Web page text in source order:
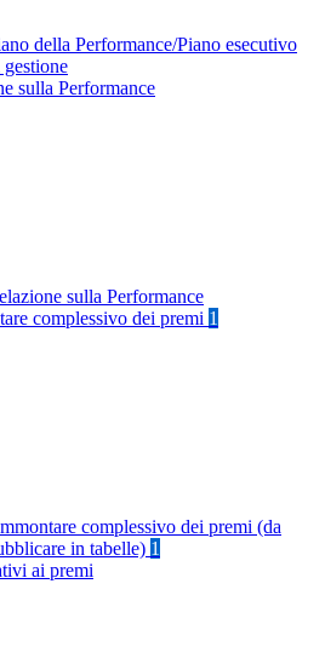
della Performance/Piano esecutivo
gestione
sulla Performance
sulla Performance
complessivo dei premi 1
complessivo dei premi (da
in tabelle) 1
ai premi